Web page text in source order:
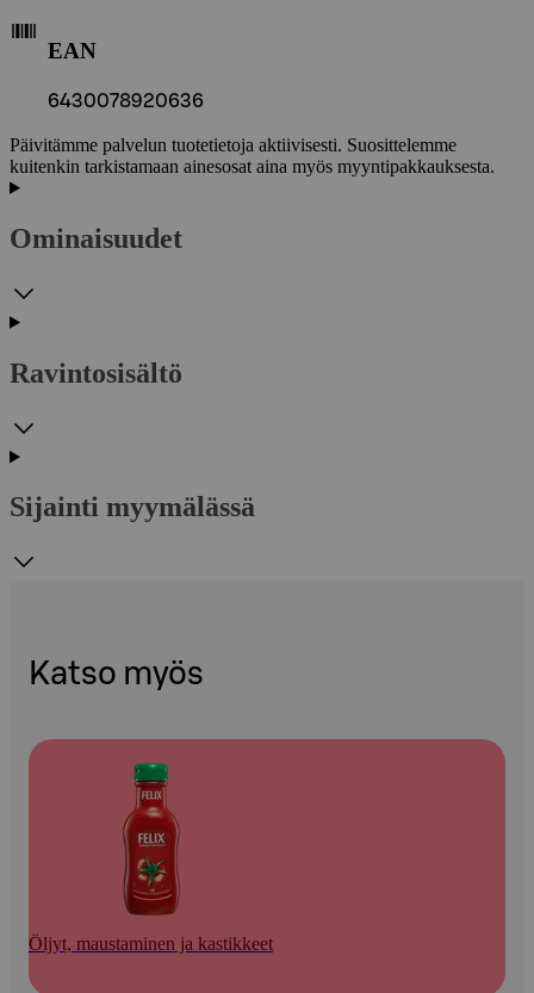
EAN
6430078920636
Päivitämme palvelun tuotetietoja aktiivisesti. Suosittelemme
kuitenkin tarkistamaan ainesosat aina myös myyntipakkauksesta.
Ominaisuudet
Ravintosisältö
Sijainti myymälässä
Katso myös
Öljyt, maustaminen ja kastikkeet